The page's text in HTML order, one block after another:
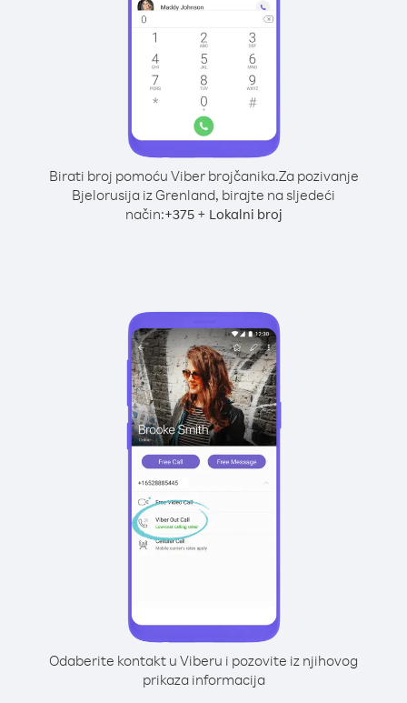
Birati broj pomoću Viber brojčanika.Za pozivanje
Bjelorusija iz Grenland, birajte na sljedeći
način:+375+ Lokalni broj
Odaberite kontakt u Viberu i pozovite iz njihovog
prikaza informacija